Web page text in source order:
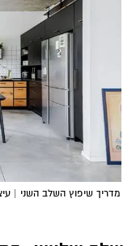
מדריך שיפוץ השלב השני |